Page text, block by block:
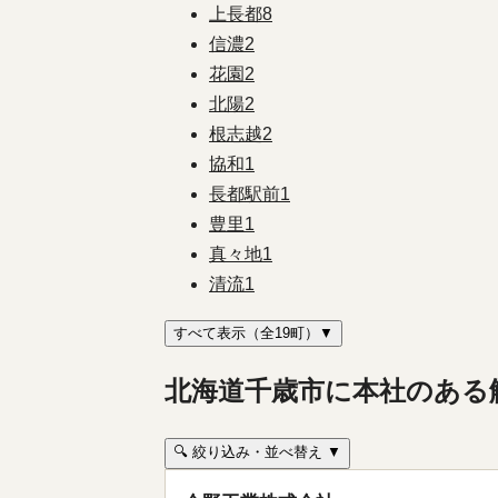
上長都8
信濃2
花園 2
北陽2
根志越2
協和1
長都駅前1
豊里1
真々地1
清流1
すべて表示（全19町）▼
北海道千歳市に本社のある
🔍 絞り込み・並べ替え ▼